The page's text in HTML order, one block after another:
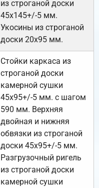
из строганой доски
45х145+/-5 мм.
Укосины из строганой
доски 20х95 мм.
Стойки каркаса из
строганой доски
камерной сушки
45х95+/-5 мм. с шагом
590 мм. Верхняя
двойная и нижняя
обвязки из строганой
доски 45х95+/-5 мм.
Разгрузочный ригель
из строганой доски
камерной сушки